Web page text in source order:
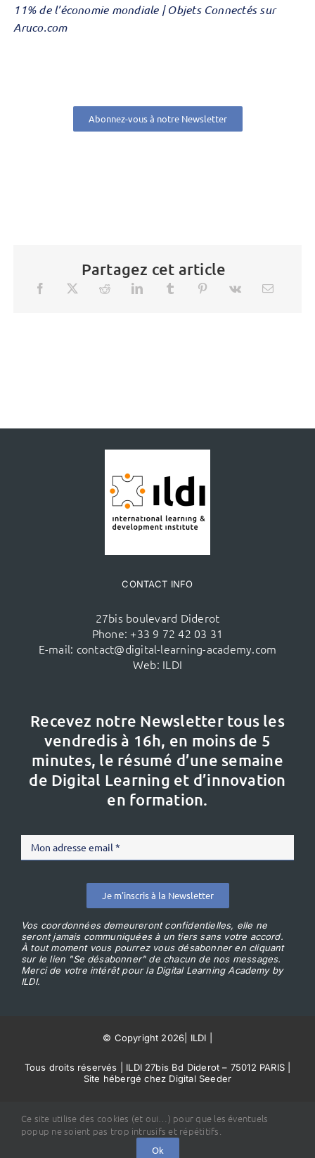
11% de l’économie mondiale | Objets Connectés sur
Aruco.com
Abonnez-vous à notre Newsletter
Partagez cet article
CONTACT INFO
27bis boulevard Diderot
Phone: +33 9 72 42 03 31
E-mail: contact@digital-learning-academy.com
Web: ILDI
Recevez notre Newsletter tous les
vendredis à 16h, en moins de 5
minutes, le résumé d’une semaine
de Digital Learning et d’innovation
en formation.
Je m'inscris à la Newsletter
Vos coordonnées demeureront confidentielles, elle ne
seront jamais communiquées à un tiers sans votre accord.
À tout moment vous pourrez vous désabonner en cliquant
sur le lien "Se désabonner" de chacun de nos messages.
Merci de votre intérêt pour la Digital Learning Academy by
ILDI.
© Copyright 2026 ILDI
Tous droits réservés | ILDI 27bis Bd Diderot – 75012 PARIS |
Site hébergé chez Digital Seeder
Ce site utilise des cookies (et oui…) pour que les éventuels
popup ne soient pas trop intrusifs et répétitifs.
Ok